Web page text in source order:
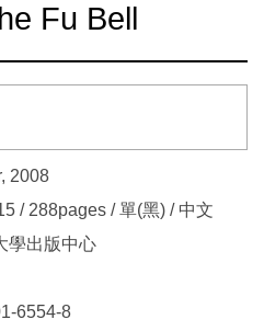
Fu Bell
2008
/ 288pages / 單(黑) / 中文
學出版中心
6554-8